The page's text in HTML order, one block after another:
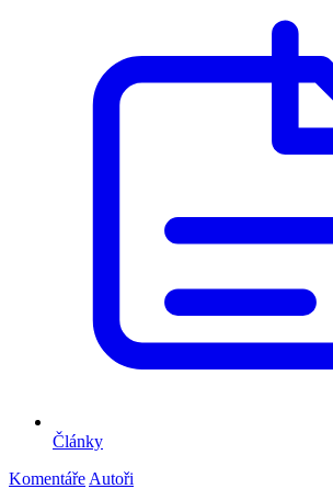
Články
Komentáře Autoři